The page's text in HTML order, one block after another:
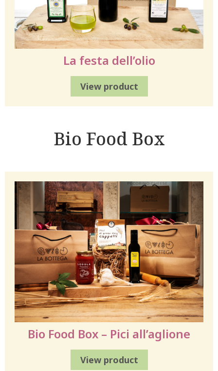
La festa dell’olio
View product
Bio Food Box
Bio Food Box – Pici all’aglione
View product